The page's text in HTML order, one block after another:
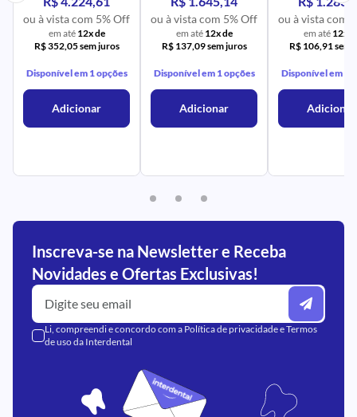
ou à vista com 5% Off
em até 12x de
R$ 352,05 sem juros
Disponível em 1 opções
Adicionar
ou à vista com 5% Off
em até 12x de
R$ 137,09 sem juros
Disponível em 1 opções
Adicionar
ou à vista com
em até 12x
R$ 106,91 sem
Disponível em 1
Adicionar
Inscreva-se na Newsletter e Receba
Novidades e Ofertas Exclusivas!
Li, compreendi e concordo com a Política de privacidadeeTermos
de usoda Interdental